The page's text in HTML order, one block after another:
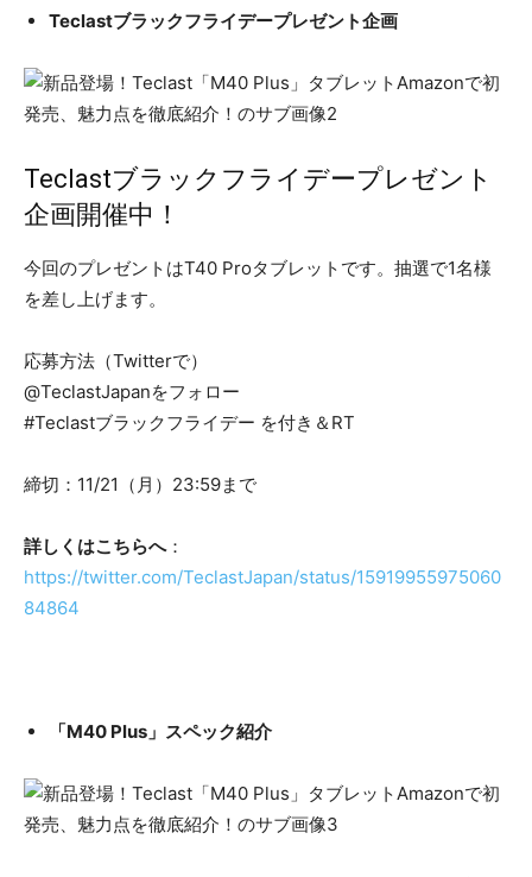
Teclastブラックフライデープレゼント企画
Teclastブラックフライデープレゼント
企画開催中！
今回のプレゼントはT40 Proタブレットです。抽選で1名様
を差し上げます。
応募方法（Twitterで）
@TeclastJapanをフォロー
#Teclastブラックフライデー を付き＆RT
締切：11/21（月）23:59まで
詳しくはこちらへ：
https://twitter.com/TeclastJapan/status/15919955975060
84864
「M40 Plus」スペック紹介